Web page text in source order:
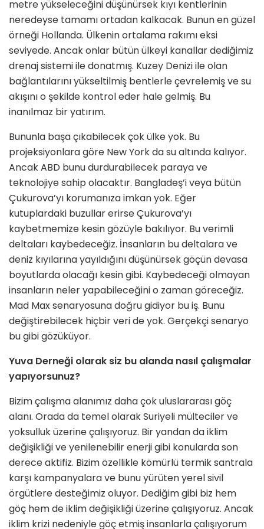
metre yükseleceğini dü­şünürsek kıyı kentlerinin
neredeyse tamamı ortadan kalkacak. Bunun en güzel
örneği Hollanda. Ülkenin orta­lama rakımı eksi
seviyede. Ancak onlar bütün ülkeyi kanallar dediğimiz
drenaj sistemi ile donatmış. Kuzey Denizi ile olan
bağlantılarını yükseltilmiş bent­lerle çevrelemiş ve su
akışını o şekilde kontrol eder hale gelmiş. Bu
inanılmaz bir yatırım.
Bununla başa çıkabilecek çok ülke yok. Bu
projeksiyonlara göre New York da su altında kalıyor.
Ancak ABD bunu durdurabilecek paraya ve
teknolojiye sahip olacaktır. Bangladeş’i veya bü­tün
Çukurova’yı korumanıza imkan yok. Eğer
kutuplardaki buzullar erir­se Çukurova’yı
kaybetmemize kesin gözüyle bakılıyor. Bu verimli
deltaları kaybedeceğiz. İnsanların bu deltalara ve
deniz kıyılarına yayıldığını düşünür­sek göçün devasa
boyutlarda olacağı kesin gibi. Kaybedeceği olmayan
in­sanların neler yapabileceğini o zaman göreceğiz.
Mad Max senaryosuna doğ­ru gidiyor bu iş. Bunu
değiştirebilecek hiçbir veri de yok. Gerçekçi senaryo
bu gibi gözüküyor.
Yuva Derneği olarak siz bu alanda na­sıl çalışmalar
yapıyorsunuz?
Bizim çalışma alanımız daha çok ulus­lararası göç
alanı. Orada da temel olarak Suriyeli mülteciler ve
yoksul­luk üzerine çalışıyoruz. Bir yandan da iklim
değişikliği ve yenilenebilir enerji gibi konularda son
derece aktifiz. Bi­zim özellikle kömürlü termik santrala
karşı kampanyalara ve bunu yürüten yerel sivil
örgütlere desteğimiz oluyor. Dediğim gibi biz hem
göç hem de iklim değişikliği üzerine çalışıyoruz. Ancak
iklim krizi nedeniyle göç etmiş insanlarla çalışıyorum